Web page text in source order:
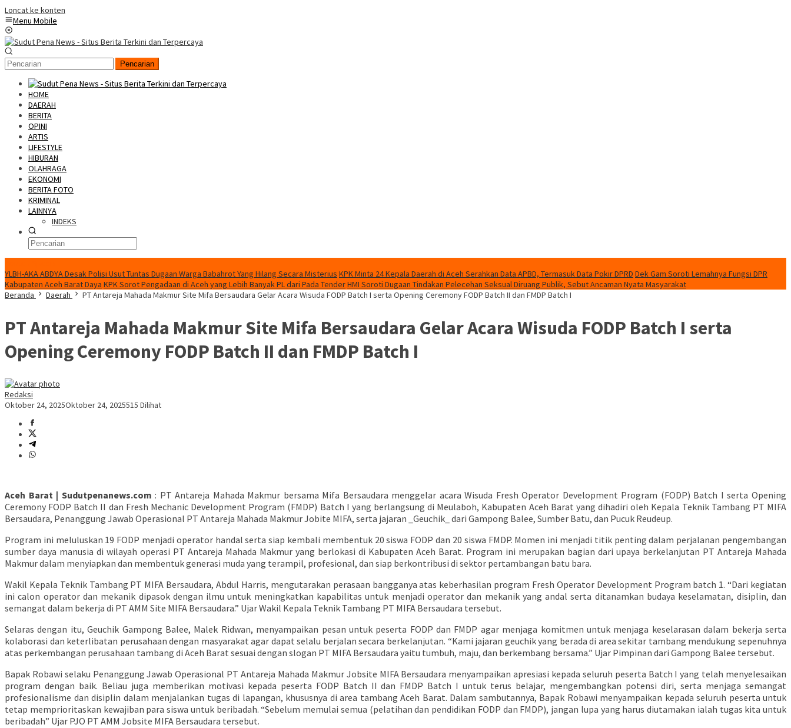
Loncat ke konten
Menu Mobile
Pencarian
HOME
DAERAH
BERITA
OPINI
ARTIS
LIFESTYLE
HIBURAN
OLAHRAGA
EKONOMI
BERITA FOTO
KRIMINAL
LAINNYA
INDEKS
YLBH-AKA ABDYA Desak Polisi Usut Tuntas Dugaan Warga Babahrot Yang Hilang Secara Misterius KPK Minta 24 Kepala Daerah di Aceh Serahkan Data APBD, Termasuk Data Pokir DPRD Dek Gam Soroti Lemahnya Fungsi DPR
Kabupaten Aceh Barat Daya KPK Sorot Pengadaan di Aceh yang Lebih Banyak PL dari Pada TenderHMI Soroti Dugaan Tindakan Pelecehan Seksual Diruang Publik, Sebut Ancaman Nyata Masyarakat
Beranda
Daerah PT Antareja Mahada Makmur Site Mifa Bersaudara Gelar Acara Wisuda FODP Batch I serta Opening Ceremony FODP Batch II dan FMDP Batch I
PT Antareja Mahada Makmur Site Mifa Bersaudara Gelar Acara Wisuda FODP Batch I serta
Opening Ceremony FODP Batch II dan FMDP Batch I
Redaksi
Oktober 24, 2025Oktober 24, 2025515 Dilihat
Aceh Barat | Sudutpenanews.com : PT Antareja Mahada Makmur bersama Mifa Bersaudara menggelar acara Wisuda Fresh Operator Development Program (FODP) Batch I serta Opening
Ceremony FODP Batch II dan Fresh Mechanic Development Program (FMDP) Batch I yang berlangsung di Meulaboh, Kabupaten Aceh Barat yang dihadiri oleh Kepala Teknik Tambang PT MIFA
Bersaudara, Penanggung Jawab Operasional PT Antareja Mahada Makmur Jobite MIFA, serta jajaran _Geuchik_ dari Gampong Balee, Sumber Batu, dan Pucuk Reudeup.
Program ini meluluskan 19 FODP menjadi operator handal serta siap kembali membentuk 20 siswa FODP dan 20 siswa FMDP. Momen ini menjadi titik penting dalam perjalanan pengembangan
sumber daya manusia di wilayah operasi PT Antareja Mahada Makmur yang berlokasi di Kabupaten Aceh Barat. Program ini merupakan bagian dari upaya berkelanjutan PT Antareja Mahada
Makmur dalam menyiapkan dan membentuk generasi muda yang terampil, profesional, dan siap berkontribusi di sektor pertambangan batu bara.
Wakil Kepala Teknik Tambang PT MIFA Bersaudara, Abdul Harris, mengutarakan perasaan bangganya atas keberhasilan program Fresh Operator Development Program batch 1. “Dari kegiatan
ini calon operator dan mekanik dipasok dengan ilmu untuk meningkatkan kapabilitas untuk menjadi operator dan mekanik yang andal serta ditanamkan budaya keselamatan, disiplin, dan
semangat dalam bekerja di PT AMM Site MIFA Bersaudara.” Ujar Wakil Kepala Teknik Tambang PT MIFA Bersaudara tersebut.
Selaras dengan itu, Geuchik Gampong Balee, Malek Ridwan, menyampaikan pesan untuk peserta FODP dan FMDP agar menjaga komitmen untuk menjaga keselarasan dalam bekerja serta
kolaborasi dan keterlibatan perusahaan dengan masyarakat agar dapat selalu berjalan secara berkelanjutan. “Kami jajaran geuchik yang berada di area sekitar tambang mendukung sepenuhnya
atas perkembangan perusahaan tambang di Aceh Barat sesuai dengan slogan PT MIFA Bersaudara yaitu tumbuh, maju, dan berkembang bersama.” Ujar Pimpinan dari Gampong Balee tersebut.
Bapak Robawi selaku Penanggung Jawab Operasional PT Antareja Mahada Makmur Jobsite MIFA Bersaudara menyampaikan apresiasi kepada seluruh peserta Batch I yang telah menyelesaikan
program dengan baik. Beliau juga memberikan motivasi kepada peserta FODP Batch II dan FMDP Batch I untuk terus belajar, mengembangkan potensi diri, serta menjaga semangat
profesionalisme dan disiplin dalam menjalankan tugas di lapangan, khususnya di area tambang Aceh Barat. Dalam sambutannya, Bapak Robawi menyampaikan kepada seluruh peserta untuk
tetap memprioritaskan kewajiban para siswa untuk beribadah. “Sebelum memulai semua (pelatihan dan pendidikan FODP dan FMDP), jangan lupa yang harus diutamakan ialah tugas kita untuk
beribadah” Ujar PJO PT AMM Jobsite MIFA Bersaudara tersebut.